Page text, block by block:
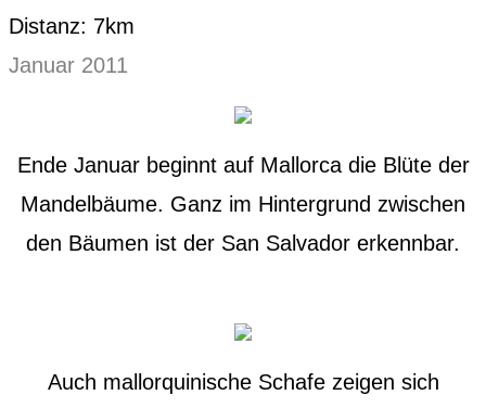
Distanz: 7km
Januar 2011
Ende Januar beginnt auf Mallorca die Blüte der
Mandelbäume. Ganz im Hintergrund zwischen
den Bäumen ist der San Salvador erkennbar.
Auch mallorquinische Schafe zeigen sich